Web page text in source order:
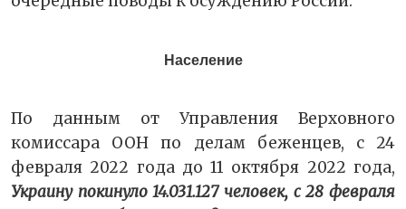
Население
По данным от Управления Верховного
комиссара ООН по делам беженцев, с 24
февраля 2022 года до 11 октября 2022 года,
Украину покинуло 14.031.127 человек, с 28 февраля